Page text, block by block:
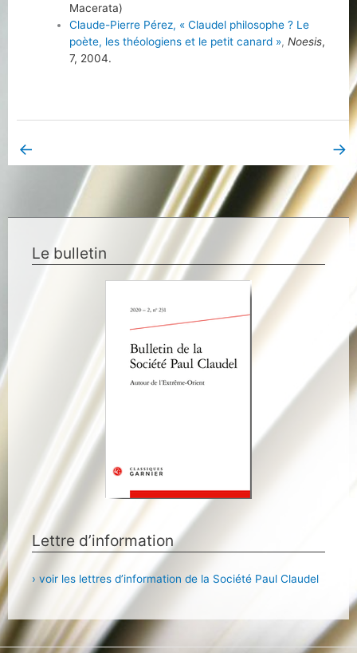
Macerata)
Claude-Pierre Pérez, « Claudel philosophe ? Le
poète, les théologiens et le petit canard», Noesis,
7, 2004.
← →
Le bulletin
Lettre d’information
› voir les lettres d’information de la Société Paul Claudel